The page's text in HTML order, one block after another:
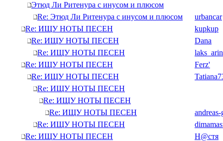
Этюд Ли Ритенура с инусом и плюсом
Re: Этюд Ли Ритенура с инусом и плюсом
urbancar
Re: ИЩУ НОТЫ ПЕСЕН
kupkup
Re: ИЩУ НОТЫ ПЕСЕН
Dana
Re: ИЩУ НОТЫ ПЕСЕН
Re: ИЩУ НОТЫ ПЕСЕН
Ferz'
Re: ИЩУ НОТЫ ПЕСЕН
Re: ИЩУ НОТЫ ПЕСЕН
Re: ИЩУ НОТЫ ПЕСЕН
Re: ИЩУ НОТЫ ПЕСЕН
andreas-
Re: ИЩУ НОТЫ ПЕСЕН
Re: ИЩУ НОТЫ ПЕСЕН
Н@cтя